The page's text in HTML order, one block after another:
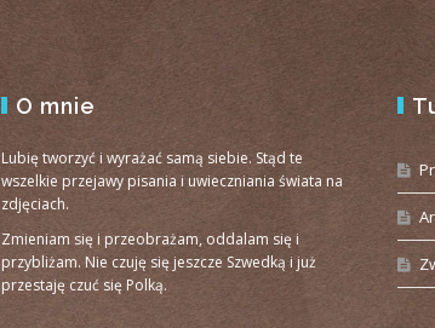
O mnie
Lubię tworzyć i wyrażać samą siebie. Stąd te
wszelkie przejawy pisania i uwieczniania świata na
zdjęciach.
Zmieniam się i przeobrażam, oddalam się i
przybliżam. Nie czuję się jeszcze Szwedką i już
przestaję czuć się Polką.